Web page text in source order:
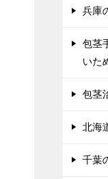
兵庫
包茎
いた
包茎
北海
千葉